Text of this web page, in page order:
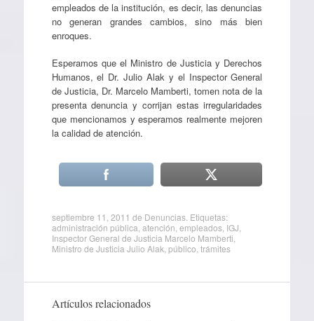
empleados de la institución, es decir, las denuncias
no generan grandes cambios, sino más bien
enroques.
Esperamos que el Ministro de Justicia y Derechos
Humanos, el Dr. Julio Alak y el Inspector General
de Justicia, Dr. Marcelo Mamberti, tomen nota de la
presenta denuncia y corrijan estas irregularidades
que mencionamos y esperamos realmente mejoren
la calidad de atención.
septiembre 11, 2011 de Denuncias. Etiquetas:
administración pública atención empleados, IGJ
Inspector General de Justicia Marcelo Mamberti
Ministro de Justicia Julio Alak público trámites
Artículos relacionados